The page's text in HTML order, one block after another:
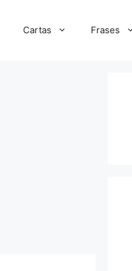
Cartas Frases